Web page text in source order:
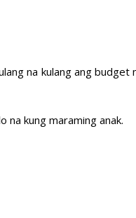
na kulang ang budget
na kung maraming anak.